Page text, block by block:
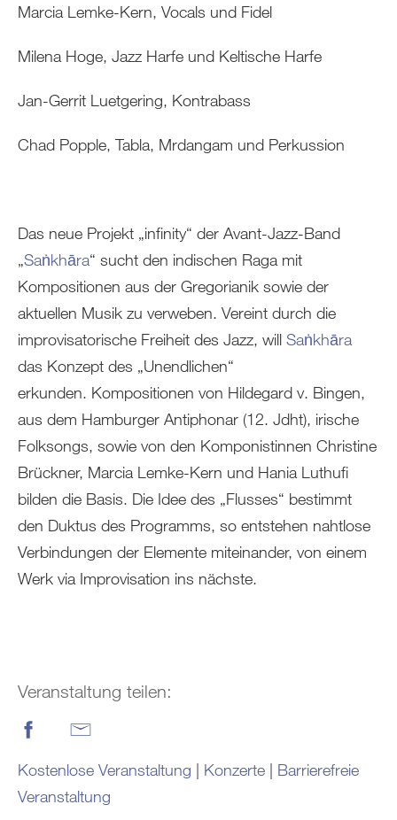
Marcia Lemke-Kern, Vocals und Fidel
Milena Hoge, Jazz Harfe und Keltische Harfe
Jan-Gerrit Luetgering, Kontrabass
Chad Popple, Tabla, Mrdangam und Perkussion
Das neue Projekt „infinity“ der Avant-Jazz-Band
„Saṅkhāra“ sucht den indischen Raga mit
Kompositionen aus der Gregorianik sowie der
aktuellen Musik zu verweben. Vereint durch die
improvisatorische Freiheit des Jazz, will Saṅkhāra
das Konzept des „Unendlichen“
erkunden. Kompositionen von Hildegard v. Bingen,
aus dem Hamburger Antiphonar (12. Jdht), irische
Folksongs, sowie von den Komponistinnen Christine
Brückner, Marcia Lemke-Kern und Hania Luthufi
bilden die Basis. Die Idee des „Flusses“ bestimmt
den Duktus des Programms, so entstehen nahtlose
Verbindungen der Elemente miteinander, von einem
Werk via Improvisation ins nächste.
Veranstaltung teilen:
Kostenlose Veranstaltung | Konzerte | Barrierefreie
Veranstaltung